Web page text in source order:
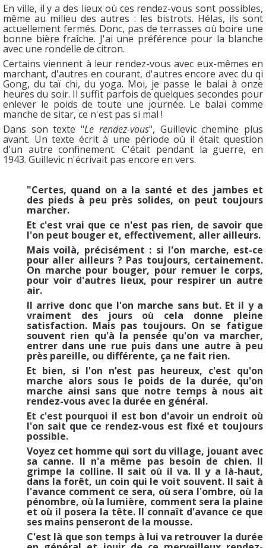
En ville, il y a des lieux où ces rendez-vous sont possibles,
même au milieu des autres : les bistrots. Hélas, ils sont
actuellement fermés. Donc, pas de terrasses où boire une
bonne bière fraîche. J'ai une préférence pour la blanche
avec une rondelle de citron.
Certains viennent à leur rendez-vous avec eux-mêmes en
marchant, d'autres en courant, d'autres encore avec du qi
Gong, du taï chi, du yoga. Moi, je passe le balai à onze
heures du soir. Il suffit parfois de quelques secondes pour
enlever le poids de toute une journée. Le balai comme
manche de sitar, ce n'est pas si mal !
Dans son texte "Le rendez-vous", Guillevic chemine plus
avant. Un texte écrit à une période où il était question
d'un autre confinement. C'était pendant la guerre, en
1943. Guillevic n'écrivait pas encore en vers.
"Certes, quand on a la santé et des jambes et
des pieds à peu près solides, on peut toujours
marcher.
Et c'est vrai que ce n'est pas rien, de savoir que
l'on peut bouger et, effectivement, aller ailleurs.
Mais voilà, précisément : si l'on marche, est-ce
pour aller ailleurs ? Pas toujours, certainement.
On marche pour bouger, pour remuer le corps,
pour voir d'autres lieux, pour respirer un autre
air.
Il arrive donc que l'on marche sans but. Et il y a
vraiment des jours où cela donne pleine
satisfaction. Mais pas toujours. On se fatigue
souvent rien qu'à la pensée qu'on va marcher,
entrer dans une rue puis dans une autre à peu
près pareille, ou différente, ça ne fait rien.
Et bien, si l'on n’est pas heureux, c'est qu'on
marche alors sous le poids de la durée, qu'on
marche ainsi sans que notre temps à nous ait
rendez-vous avec la durée en général.
Et c'est pourquoi il est bon d'avoir un endroit où
l'on sait que ce rendez-vous est fixé et toujours
possible.
Voyez cet homme qui sort du village, jouant avec
sa canne. Il n'a même pas besoin de chien. Il
grimpe la colline. Il sait où il va. Il y a là-haut,
dans la forêt, un coin qui le voit souvent. Il sait à
l'avance comment ce sera, où sera l'ombre, où la
pénombre, où la lumière, comment sera la plaine
et où il posera la tête. Il connaît d'avance ce que
ses mains penseront de la mousse.
C'est là que son temps à lui va retrouver la durée